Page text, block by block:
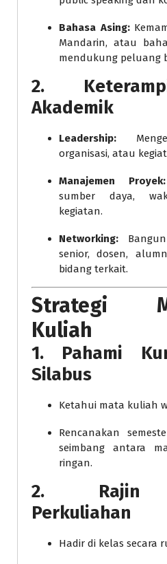
Bahasa Asing:
Mandarin, atau
mendukung peluang
2.
Akademik
Leadership:
organisasi, atau
Manajemen Proyek:
sumber daya,
kegiatan.
Networking:
senior, dosen,
bidang terkait.
Strategi
Kuliah
1. Pahami
Silabus
Ketahui mata kuliah
Rencanakan
seimbang antara
ringan.
2. Rajin
Perkuliahan
Hadir di kelas secara